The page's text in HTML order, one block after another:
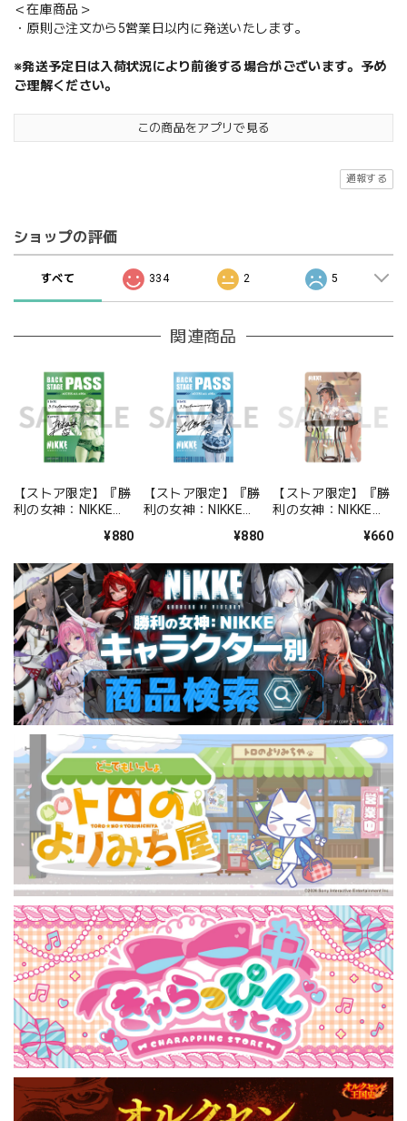
＜在庫商品＞
・原則ご注文から5営業日以内に発送いたします。
※発送予定日は入荷状況により前後する場合がございます。予め
ご理解ください。
この商品をアプリで見る
通報する
ショップの評価
すべて 334 2 5
関連商品
【ストア限定】『勝
利の女神：NIKKE』
風ステッカーセット
¥880
【ストア限定】『勝
利の女神：NIKKE』
風ステッカーセット
¥880
【ストア限定】『勝
利の女神：NIKKE』
ステッカー ミルク¥660